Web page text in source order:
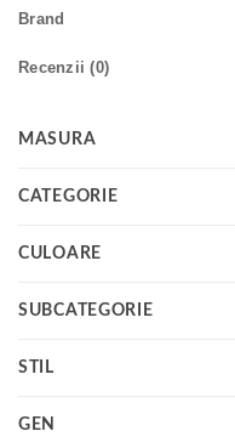
Brand
Recenzii (0)
MASURA
CATEGORIE
CULOARE
SUBCATEGORIE
STIL
GEN